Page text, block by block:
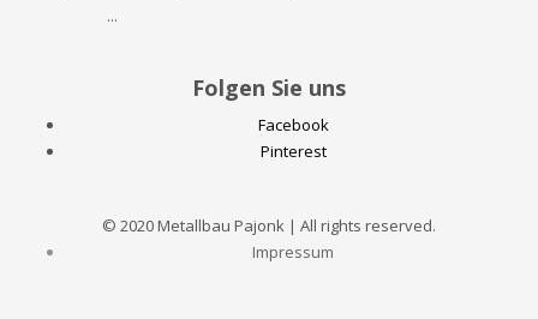
...
Folgen Sie uns
Facebook
Pinterest
© 2020 Metallbau Pajonk | All rights reserved.
Impressum